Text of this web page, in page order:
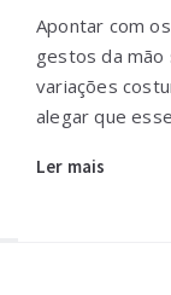
Apontar com
gestos da
variações
alegar que
Ler mais